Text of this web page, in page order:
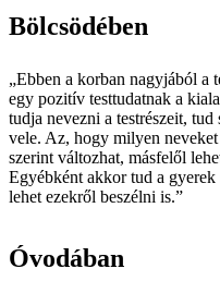
Bölcsödében
„Ebben a korban nagyjából a
egy pozitív testtudatnak a
tudja nevezni a testrészeit,
vele. Az, hogy milyen
szerint változhat, másfelől
Egyébként akkor tud a
lehet ezekről beszélni is.”
Óvodában